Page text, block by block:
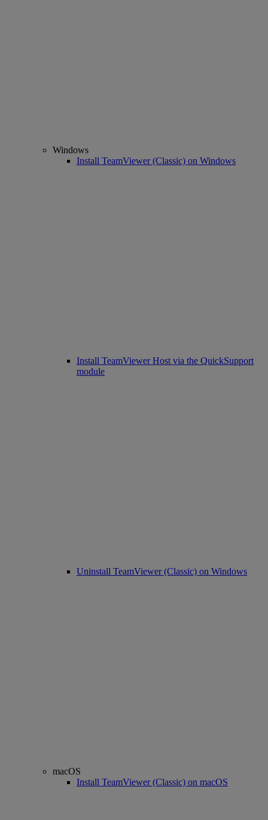
Windows
Install TeamViewer (Classic) on Windows
Install TeamViewer Host via the QuickSupport
module
Uninstall TeamViewer (Classic) on Windows
macOS
Install TeamViewer (Classic) on macOS